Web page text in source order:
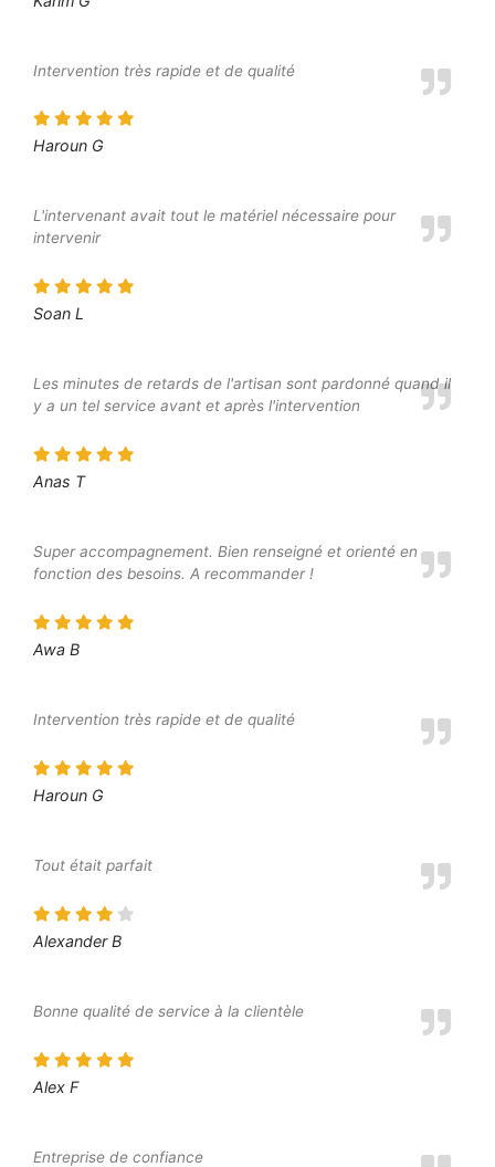
Intervention très rapide et de qualité
Haroun G
L'intervenant avait tout le matériel nécessaire pour
intervenir
Soan L
Les minutes de retards de l'artisan sont pardonné quand il
y a un tel service avant et après l'intervention
Anas T
Super accompagnement. Bien renseigné et orienté en
fonction des besoins. A recommander !
Awa B
Intervention très rapide et de qualité
Haroun G
Tout était parfait
Alexander B
Bonne qualité de service à la clientèle
Alex F
Entreprise de confiance